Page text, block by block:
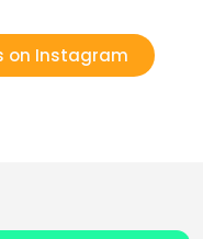
on Instagram